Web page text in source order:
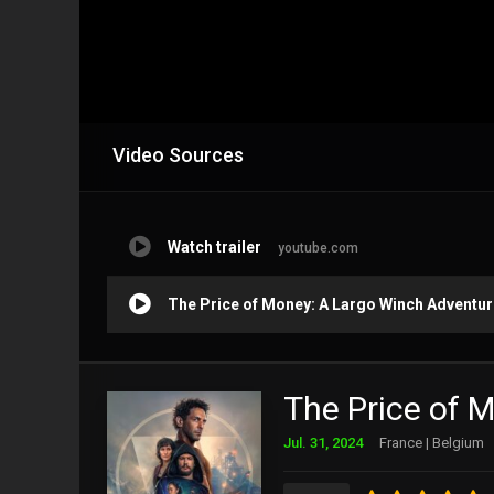
Video Sources
Watch trailer youtube.com
The Price of Money: A Largo Winch
The Price of
Jul. 31, 2024 France | Belgium